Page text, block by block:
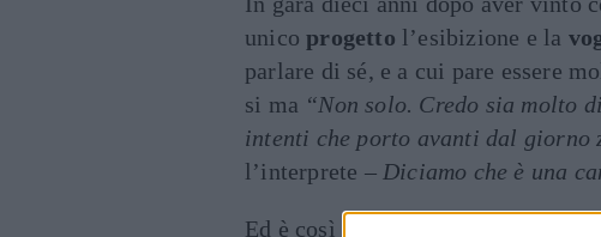
unicoprogetto l’esibizione e la
parlare di sé, e a cui pare essere
si ma “Non solo. Credo sia molto
intenti che porto avanti dal giorno
l’interprete – Diciamo che è una
Ed è così